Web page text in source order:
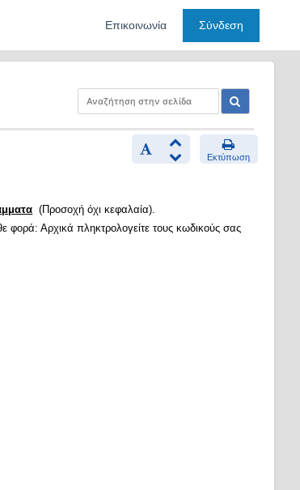
Επικοινωνία Σύνδεση
Εκτύπωση
(Προσοχή όχι κεφαλαία).
φορά: Αρχικά πληκτρολογείτε τους κωδικούς σας